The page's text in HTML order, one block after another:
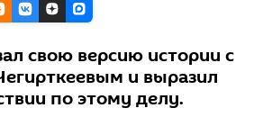
свою версию истории с
и выразил
по этому делу.